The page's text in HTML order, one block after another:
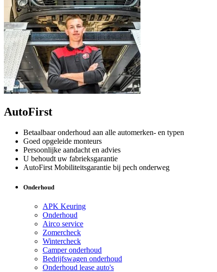
AutoFirst
Betaalbaar onderhoud aan alle automerken- en typen
Goed opgeleide monteurs
Persoonlijke aandacht en advies
U behoudt uw fabrieksgarantie
AutoFirst Mobiliteitsgarantie bij pech onderweg
Onderhoud
APK Keuring
Onderhoud
Airco service
Zomercheck
Wintercheck
Camper onderhoud
Bedrijfswagen onderhoud
Onderhoud lease auto's